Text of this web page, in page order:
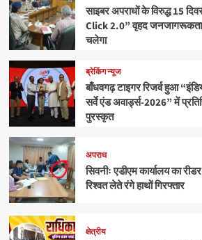
साइबर अपराधों के विरुद्ध 15
Click 2.0” वृहद जनजागरूकता
चलेगा
ब्रेकिंग न्यूज
बाँधवगढ़ टाइगर रिजर्व हुआ
सर्वे एंड अवार्ड्स-2026” में
पुरस्कृत
अपराध
सिवनीः एडीएम कार्यालय का
रिश्वत लेते रंगे हाथों गिरफ्तार
क्षेत्रीय